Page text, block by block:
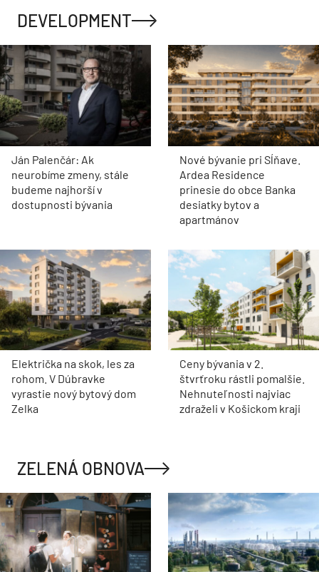
DEVELOPMENT
Ján Palenčár: Ak
neurobíme zmeny, stále
budeme najhorší v
dostupnosti bývania
Nové bývanie pri Sĺňave.
Ardea Residence
prinesie do obce Banka
desiatky bytov a
apartmánov
Električka na skok, les za
rohom. V Dúbravke
vyrastie nový bytový dom
Zelka
Ceny bývania v 2.
štvrťroku rástli pomalšie.
Nehnuteľnosti najviac
zdraželi v Košickom kraji
ZELENÁ OBNOVA